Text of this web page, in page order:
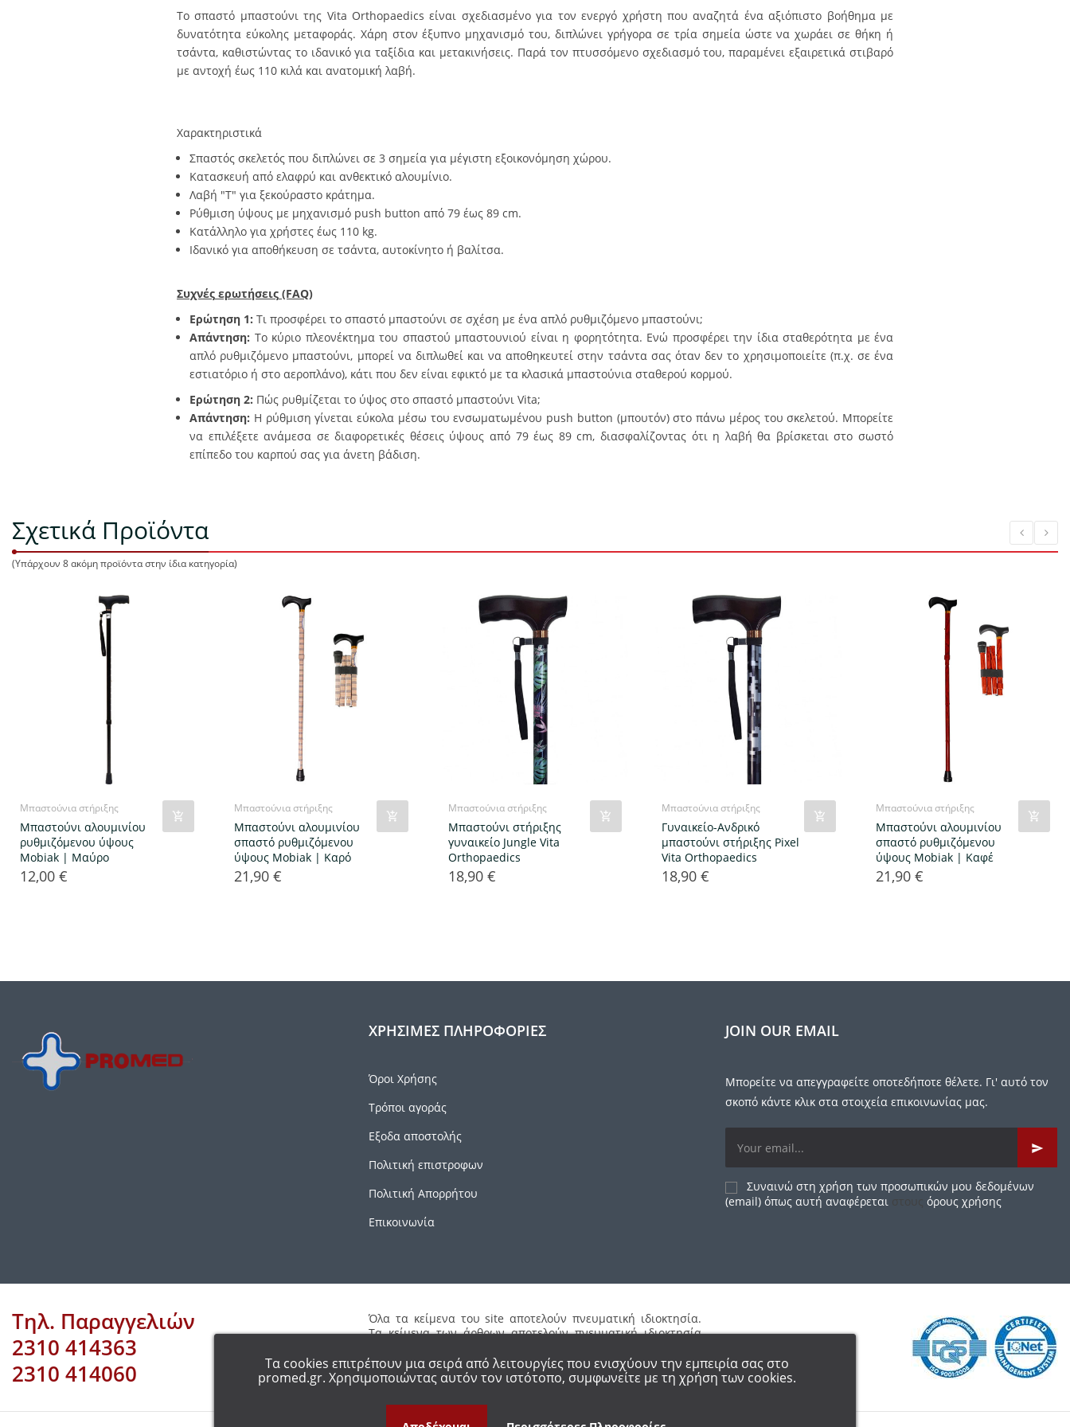
Τα cookies επιτρέπουν μια σειρά από λειτουργίες που ενισχύουν την εμπειρία σας στο
promed.gr. Χρησιμοποιώντας αυτόν τον ιστότοπο, συμφωνείτε με τη χρήση των cookies.
Το σπαστό μπαστούνι της Vita Orthopaedics είναι σχεδιασμένο για τον ενεργό χρήστη που αναζητά ένα αξιόπιστο βοήθημα με
δυνατότητα εύκολης μεταφοράς. Χάρη στον έξυπνο μηχανισμό του, διπλώνει γρήγορα σε τρία σημεία ώστε να χωράει σε θήκη ή
τσάντα, καθιστώντας το ιδανικό για ταξίδια και μετακινήσεις. Παρά τον πτυσσόμενο σχεδιασμό του, παραμένει εξαιρετικά στιβαρό
με αντοχή έως 110 κιλά και ανατομική λαβή.
Χαρακτηριστικά
Σπαστός σκελετός που διπλώνει σε 3 σημεία για μέγιστη εξοικονόμηση χώρου.
Κατασκευή από ελαφρύ και ανθεκτικό αλουμίνιο.
Λαβή "Τ" για ξεκούραστο κράτημα.
Ρύθμιση ύψους με μηχανισμό push button από 79 έως 89 cm.
Κατάλληλο για χρήστες έως 110 kg.
Ιδανικό για αποθήκευση σε τσάντα, αυτοκίνητο ή βαλίτσα.
Συχνές ερωτήσεις (FAQ)
Ερώτηση 1: Τι προσφέρει το σπαστό μπαστούνι σε σχέση με ένα απλό ρυθμιζόμενο μπαστούνι;
Απάντηση: Το κύριο πλεονέκτημα του σπαστού μπαστουνιού είναι η φορητότητα. Ενώ προσφέρει την ίδια σταθερότητα με ένα
απλό ρυθμιζόμενο μπαστούνι, μπορεί να διπλωθεί και να αποθηκευτεί στην τσάντα σας όταν δεν το χρησιμοποιείτε (π.χ. σε ένα
εστιατόριο ή στο αεροπλάνο), κάτι που δεν είναι εφικτό με τα κλασικά μπαστούνια σταθερού κορμού.
Ερώτηση 2: Πώς ρυθμίζεται το ύψος στο σπαστό μπαστούνι Vita;
Απάντηση: Η ρύθμιση γίνεται εύκολα μέσω του ενσωματωμένου push button (μπουτόν) στο πάνω μέρος του σκελετού. Μπορείτε
να επιλέξετε ανάμεσα σε διαφορετικές θέσεις ύψους από 79 έως 89 cm, διασφαλίζοντας ότι η λαβή θα βρίσκεται στο σωστό
επίπεδο του καρπού σας για άνετη βάδιση.
Σχετικά Προϊόντα
(Υπάρχουν 8 ακόμη προϊόντα στην ίδια κατηγορία)
Μπαστούνια στήριξης
Μπαστούνι αλουμινίου
ρυθμιζόμενου ύψους
Mobiak | Μαύρο
Τιμή
12,00 €
Μπαστούνια στήριξης
Μπαστούνι αλουμινίου
σπαστό ρυθμιζόμενου
ύψους Mobiak | Καρό
Τιμή
21,90 €
Μπαστούνια στήριξης
Μπαστούνι στήριξης
γυναικείο Jungle Vita
Orthopaedics
Τιμή
18,90 €
Μπαστούνια στήριξης
Γυναικείο-Ανδρικό
μπαστούνι στήριξης Pixel
Vita Orthopaedics
Τιμή
18,90 €
Μπαστούνια στήριξης
Μπαστούνι αλουμινίου
σπαστό ρυθμιζόμενου
ύψους Mobiak | Καφέ
Τιμή
21,90 €
ΧΡΉΣΙΜΕΣ ΠΛΗΡΟΦΟΡΊΕΣ
Όροι Χρήσης
Τρόποι αγοράς
Εξοδα αποστολής
Πολιτική επιστροφων
Πολιτική Απορρήτου
Επικοινωνία
JOIN OUR EMAIL
Μπορείτε να απεγγραφείτε οποτεδήποτε θέλετε. Γι' αυτό τον
σκοπό κάντε κλικ στα στοιχεία επικοινωνίας μας.
Συναινώ στη χρήση των προσωπικών μου δεδομένων
(email) όπως αυτή αναφέρεται στους όρους χρήσης
Τηλ. Παραγγελιών
2310 414363
2310 414060
Όλα τα κείμενα του site αποτελούν πνευματική ιδιοκτησία.
Τα κείμενα των άρθρων αποτελούν πνευματική ιδιοκτησία
αναδημοσίευση μέρους ή ολόκληρου του περιεχομένου του
site χωρίς έγγραφη άδεια.